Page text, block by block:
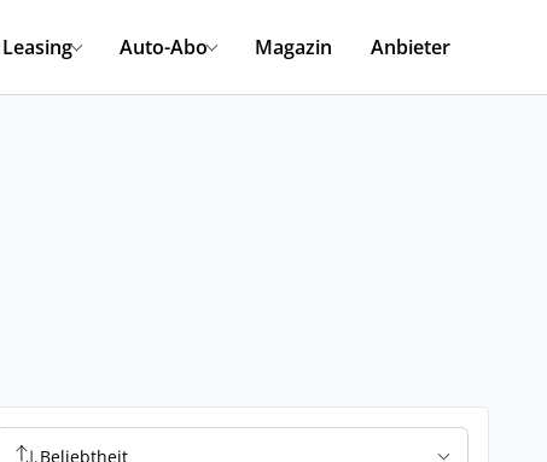
Leasing Auto-Abo Magazin Anbieter
Beliebtheit